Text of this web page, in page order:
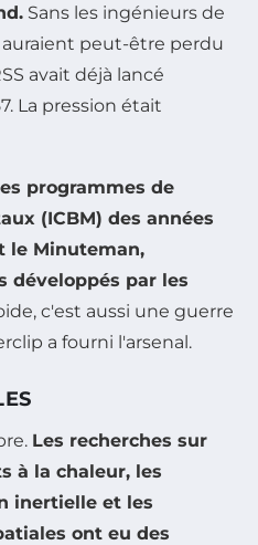
Sans les ingénieurs de
auraient peut-être perdu
avait déjà lancé
La pression était
programmes de
(ICBM) des années
le Minuteman,
développés par les
c'est aussi une guerre
a fourni l'arsenal.
Les recherches sur
à la chaleur, les
inertielle et les
ont eu des